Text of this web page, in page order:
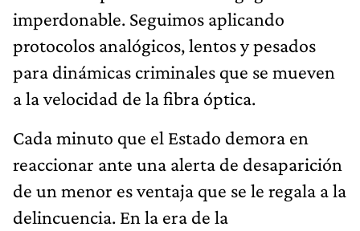
imperdonable. Seguimos aplicando
protocolos analógicos, lentos y pesados
para dinámicas criminales que se mueven
a la velocidad de la fibra óptica.
Cada minuto que el Estado demora en
reaccionar ante una alerta de desaparición
de un menor es ventaja que se le regala a la
delincuencia. En la era de la